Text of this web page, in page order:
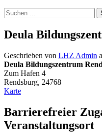
Suche
Suchen
nach:
Deula
Geschrieben von LHZ Admin
Deula Bildungszentrum
Zum Hafen 4
Rendsburg, 24768
KarteDeula
Rendsburg
Barrierefreier
Veranstaltungsort